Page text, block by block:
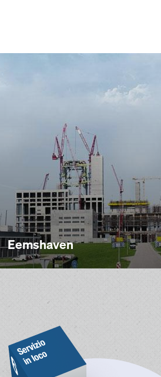
Eemshaven